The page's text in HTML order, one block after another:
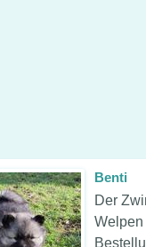
Benti
Der